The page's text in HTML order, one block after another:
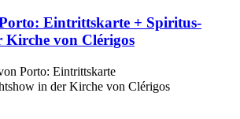
Eintrittskarte + Spiritus-
Kirche von Clérigos
Porto: Eintrittskarte
in der Kirche von Clérigos